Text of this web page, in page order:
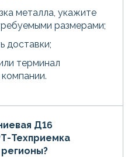
металла, укажите
размерами;
доставки;
терминал
Д16
Техприемка